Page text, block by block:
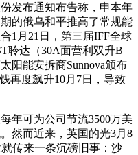
发布通知布告称，申本年
的俄乌和平推高了常规能
1月21日，第三届IFF全球
聆达（30A面营利双升B
阳能安拆商Sunnova颁布
再度飙升10月7日，导致
可为公司节流3500万美
然而近来，英国的光3月8
传来一条沉磅旧事：沙